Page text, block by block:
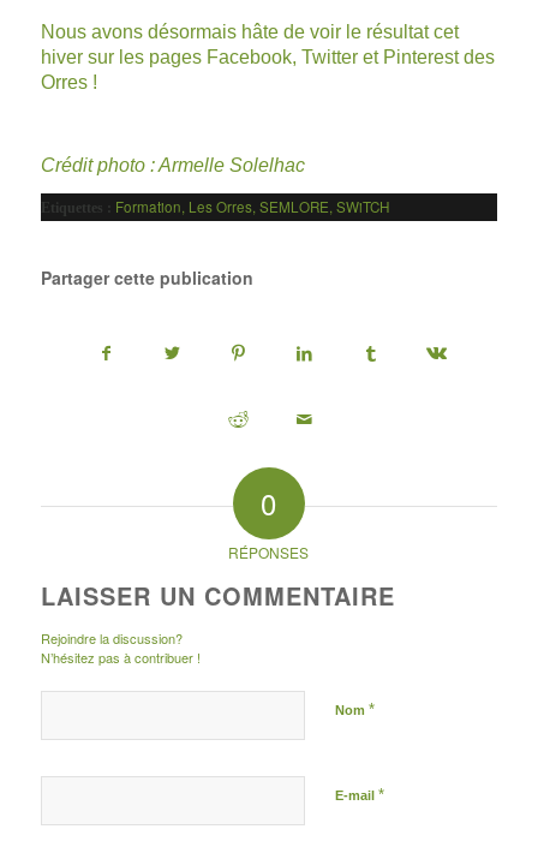
Nous avons désormais hâte de voir le résultat cet
hiver sur les pages Facebook, Twitteret Pinterestdes
Orres !
Crédit photo : Armelle Solelhac
Etiquettes : Formation, Les Orres,SEMLORE,SWiTCH
Partager cette publication
0
RÉPONSES
LAISSER UN COMMENTAIRE
Rejoindre la discussion?
N’hésitez pas à contribuer !
Nom *
E-mail *